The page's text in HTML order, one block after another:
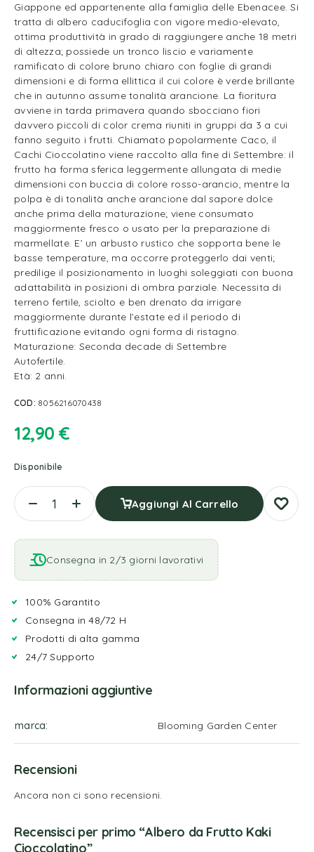
Giappone ed appartenente alla famiglia delle Ebenacee. Si
tratta di albero caducifoglia con vigore medio-elevato,
ottima produttività in grado di raggiungere anche 18 metri
di altezza; possiede un tronco liscio e variamente
ramificato di colore bruno chiaro con foglie di grandi
dimensioni e di forma ellittica il cui colore è verde brillante
che in autunno assume tonalità arancione. La fioritura
avviene in tarda primavera quando sbocciano fiori
davvero piccoli di color crema riuniti in gruppi da 3 a cui
fanno seguito i frutti. Chiamato popolarmente Caco, il
Cachi Cioccolatino viene raccolto alla fine di Settembre: il
frutto ha forma sferica leggermente allungata di medie
dimensioni con buccia di colore rosso-arancio, mentre la
polpa è di tonalità anche arancione dal sapore dolce
anche prima della maturazione; viene consumato
maggiormente fresco o usato per la preparazione di
marmellate. E’ un arbusto rustico che sopporta bene le
basse temperature, ma occorre proteggerlo dai venti;
predilige il posizionamento in luoghi soleggiati con buona
adattabilità in posizioni di ombra parziale. Necessita di
terreno fertile, sciolto e ben drenato da irrigare
maggiormente durante l’estate ed il periodo di
fruttificazione evitando ogni forma di ristagno.
Maturazione: Seconda decade di Settembre
Autofertile.
Età: 2 anni.
COD: 8056216070438
12,90 €
Disponibile
Aggiungi Al Carrello
Consegna in 2/3 giorni lavorativi
100% Garantito
Consegna in 48/72 H
Prodotti di alta gamma
24/7 Supporto
Informazioni aggiuntive
marca Blooming Garden Center
Recensioni
Ancora non ci sono recensioni.
Recensisci per primo “Albero da Frutto Kaki
Cioccolatino”